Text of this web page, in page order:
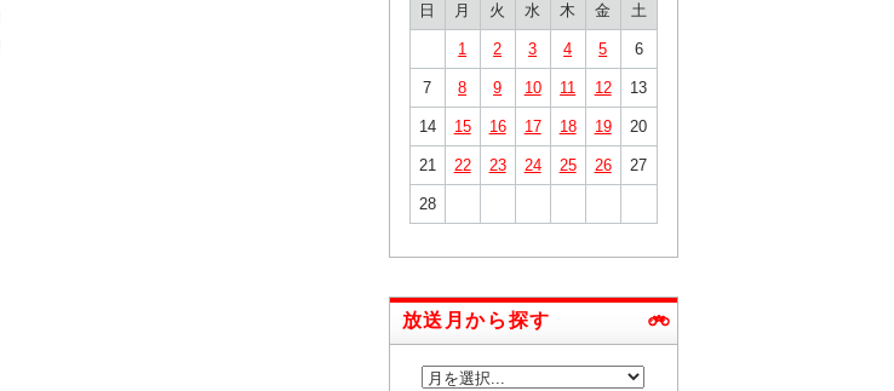
日
月 火 水 木 金 土
1 2 3 4 5 6
7 8 9 10 11 12 13
14 15 16 17 18 19 20
21 22 23 24 25 26 27
28
放送月から探す